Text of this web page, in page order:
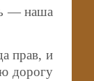
— наша
прав, и
дорогу